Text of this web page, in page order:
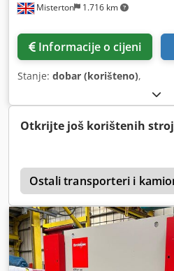
Misterton 1.716 km
Informacije o cijeni
Stanje: dobar (korišteno),
Otkrijte još korištenih
Ostali transporteri i